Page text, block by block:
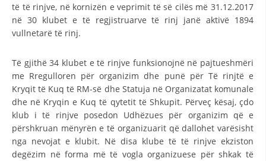
ORGANIZIMI DHE ZHVILLIMI
BORDI DREJTUES
STRUKTURA DHE STRUKTURA ORGANIZATIVE
DISEMINIMI
të të rinjve, në kornizën e veprimit të së cilës më 31.12.2017
në 30 klubet e të regjistruarve të rinj janë aktivë 1894
vullnetarë të rinj.
Të gjithë 34 klubet e të rinjve funksionojnë në pajtueshmëri
me Rregulloren për organizim dhe punë për Të rinjtë e
Kryqit të Kuq të RM-së dhe Statuja në Organizatat komunale
dhe në Kryqin e Kuq të qytetit të Shkupit. Përveç kësaj, çdo
klub i të rinjve posedon Udhëzues për organizim që e
përshkruan mënyrën e të organizuarit që dallohet varësisht
nga nevojat e klubit. Në disa klube të të rinjve ekziston
degëzim në forma më të vogla organizuese për shkak të